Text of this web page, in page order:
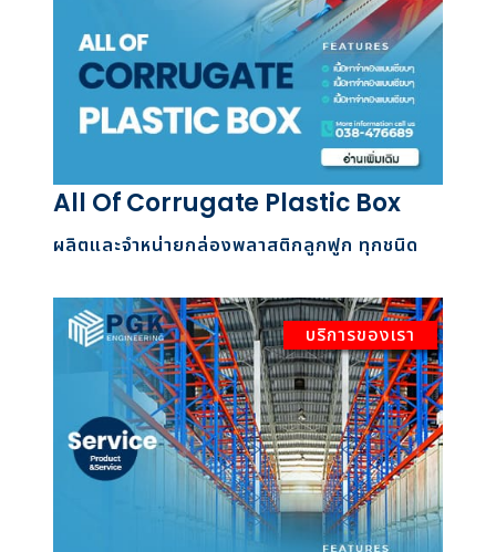
All Of Corrugate Plastic Box
ผลิตและจำหน่ายกล่องพลาสติกลูกฟูก ทุกชนิด
บริการของเรา